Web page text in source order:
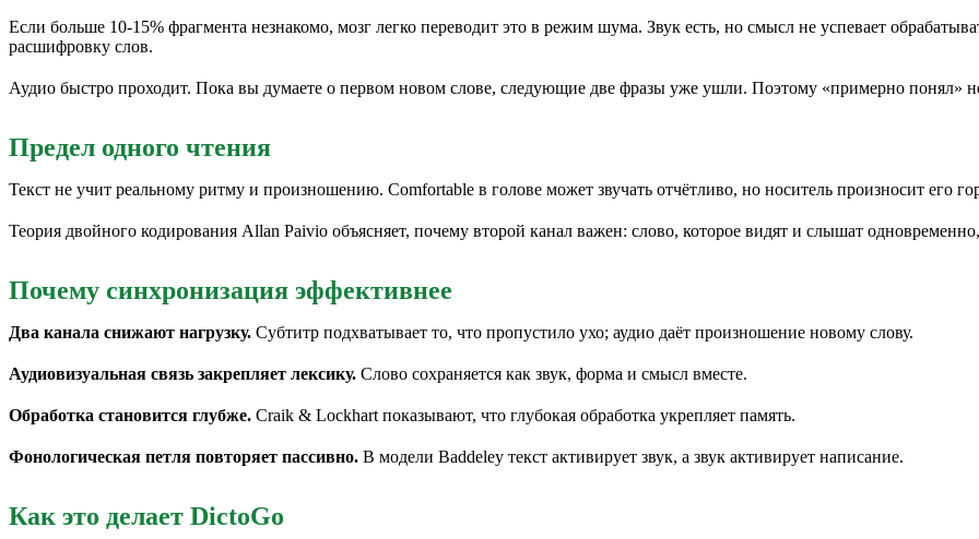
Если больше 10-15% фрагмента незнакомо, мозг легко переводит это в режим шума. Звук есть, но смысл не успевает
расшифровку слов.
Аудио быстро проходит. Пока вы думаете о первом новом слове, следующие две фразы уже ушли. Поэтому «примерно понял»
Предел одного чтения
Текст не учит реальному ритму и произношению. Comfortable в голове может звучать отчётливо, но носитель произносит его
Теория двойного кодирования Allan Paivio объясняет, почему второй канал важен: слово, которое видят и слышат
Почему синхронизация эффективнее
Два канала снижают нагрузку. Субтитр подхватывает то, что пропустило ухо; аудио даёт произношение новому слову.
Аудиовизуальная связь закрепляет лексику. Слово сохраняется как звук, форма и смысл вместе.
Обработка становится глубже. Craik & Lockhart показывают, что глубокая обработка укрепляет память.
Фонологическая петля повторяет пассивно. В модели Baddeley текст активирует звук, а звук активирует написание.
Как это делает DictoGo